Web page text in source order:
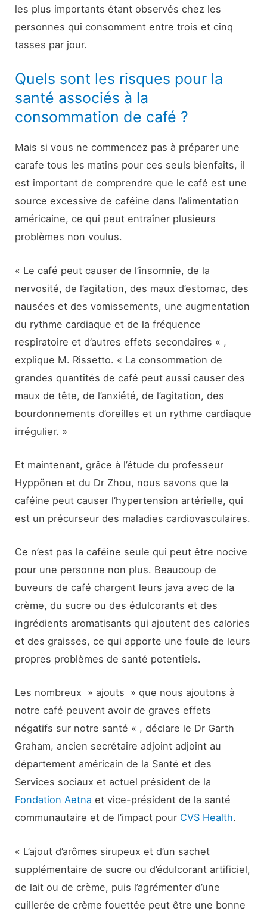
les plus importants étant observés chez les
personnes qui consomment entre trois et cinq
tasses par jour.
Quels sont les risques pour la
santé associés à la
consommation de café ?
Mais si vous ne commencez pas à préparer une
carafe tous les matins pour ces seuls bienfaits, il
est important de comprendre que le café est une
source excessive de caféine dans l’alimentation
américaine, ce qui peut entraîner plusieurs
problèmes non voulus.
« Le café peut causer de l’insomnie, de la
nervosité, de l’agitation, des maux d’estomac, des
nausées et des vomissements, une augmentation
du rythme cardiaque et de la fréquence
respiratoire et d’autres effets secondaires « ,
explique M. Rissetto. « La consommation de
grandes quantités de café peut aussi causer des
maux de tête, de l’anxiété, de l’agitation, des
bourdonnements d’oreilles et un rythme cardiaque
irrégulier. »
Et maintenant, grâce à l’étude du professeur
Hyppönen et du Dr Zhou, nous savons que la
caféine peut causer l’hypertension artérielle, qui
est un précurseur des maladies cardiovasculaires.
Ce n’est pas la caféine seule qui peut être nocive
pour une personne non plus. Beaucoup de
buveurs de café chargent leurs java avec de la
crème, du sucre ou des édulcorants et des
ingrédients aromatisants qui ajoutent des calories
et des graisses, ce qui apporte une foule de leurs
propres problèmes de santé potentiels.
Les nombreux » ajouts » que nous ajoutons à
notre café peuvent avoir de graves effets
négatifs sur notre santé « , déclare le Dr Garth
Graham, ancien secrétaire adjoint adjoint au
département américain de la Santé et des
Services sociaux et actuel président de la
Fondation Aetna et vice-président de la santé
communautaire et de l’impact pour CVS Health.
« L’ajout d’arômes sirupeux et d’un sachet
supplémentaire de sucre ou d’édulcorant artificiel,
de lait ou de crème, puis l’agrémenter d’une
cuillerée de crème fouettée peut être une bonne